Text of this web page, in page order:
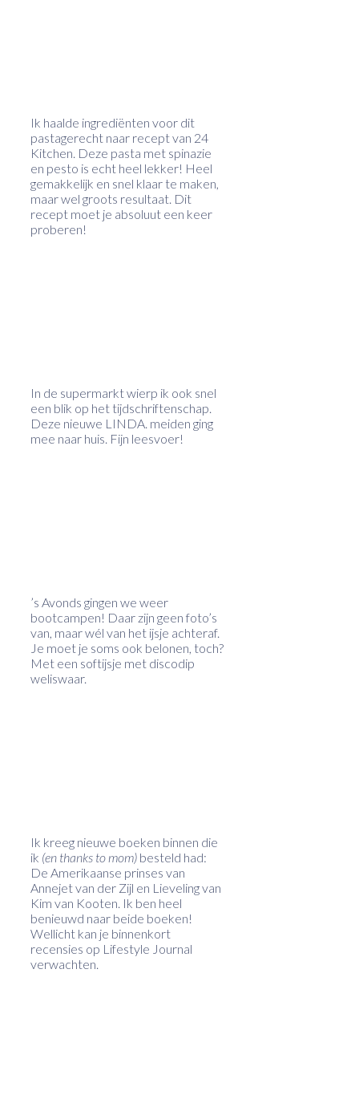
Ik haalde ingrediënten voor dit
pastagerecht naar recept van 24
Kitchen. Deze pasta met spinazie
en pesto is echt heel lekker! Heel
gemakkelijk en snel klaar te maken,
maar wel groots resultaat. Dit
recept moet je absoluut een keer
proberen!
In de supermarkt wierp ik ook snel
een blik op het tijdschriftenschap.
Deze nieuwe LINDA. meiden ging
mee naar huis. Fijn leesvoer!
’s Avonds gingen we weer
bootcampen! Daar zijn geen foto’s
van, maar wél van het ijsje achteraf.
Je moet je soms ook belonen, toch?
Met een softijsje met discodip
weliswaar.
Ik kreeg nieuwe boeken binnen die
ik (en thanks to mom) besteld had:
De Amerikaanse prinses van
Annejet van der Zijl en Lieveling van
Kim van Kooten. Ik ben heel
benieuwd naar beide boeken!
Wellicht kan je binnenkort
recensies op Lifestyle Journal
verwachten.